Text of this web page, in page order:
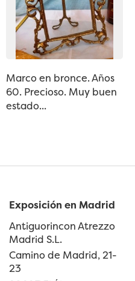
Marco en bronce. Años
60. Precioso. Muy buen
estado...
Exposición en Madrid
Antiguorincon Atrezzo
Madrid S.L.
Camino de Madrid, 21-
23